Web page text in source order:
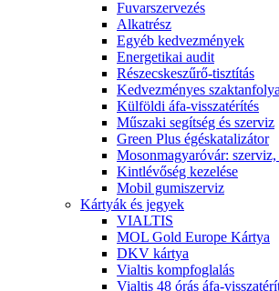
Fuvarszervezés
Alkatrész
Egyéb kedvezmények
Energetikai audit
Részecskeszűrő-tisztítás
Kedvezményes
Külföldi áfa-visszatérítés
Műszaki segítség és szerviz
Green Plus égéskatalizátor
Mosonmagyaróvár:
Kintlévőség kezelése
Mobil gumiszerviz
Kártyák és jegyek
VIALTIS
MOL Gold Europe Kártya
DKV kártya
Vialtis kompfoglalás
Vialtis 48 órás áfa-